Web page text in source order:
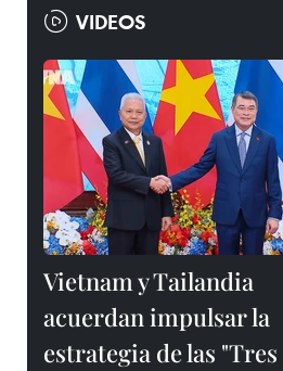
VIDEOS
Vietnam y Tailandia
acuerdan impulsar la
estrategia de las "Tres